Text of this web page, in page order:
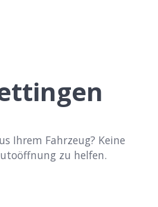
Ihrem Fahrzeug? Keine
zu helfen.